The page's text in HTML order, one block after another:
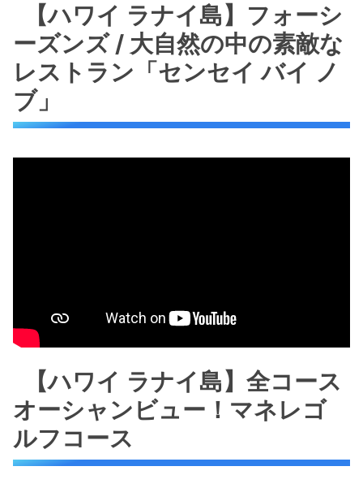
【ハワイ ラナイ島】フォーシ
ーズンズ / 大自然の中の素敵な
レストラン「センセイ バイ ノ
ブ」
【ハワイ ラナイ島】全コース
オーシャンビュー！マネレゴ
ルフコース